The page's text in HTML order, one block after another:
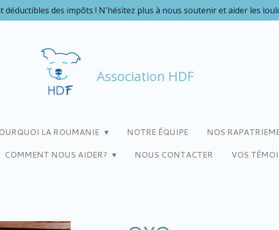
déductibles des impôts ! N'hésitez plus à nous soutenir et aider les
Association HDF
LA ROUMANIE NOTRE ÉQUIPE NOS
COMMENT NOUS AIDER? NOUS CONTACTER VOS